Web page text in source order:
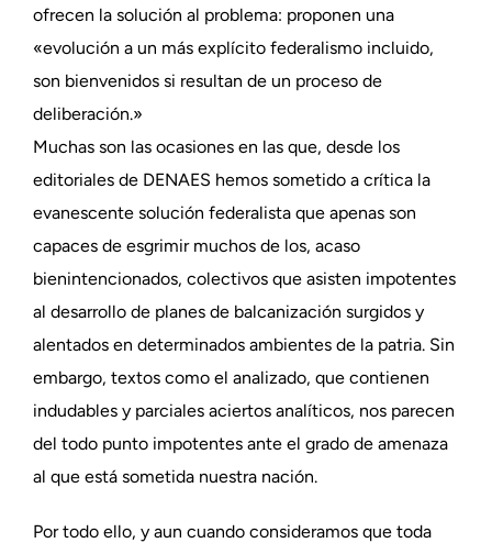
ofrecen la solución al problema: proponen una
«evolución a un más explícito federalismo incluido,
son bienvenidos si resultan de un proceso de
deliberación.»
Muchas son las ocasiones en las que, desde los
editoriales de DENAES hemos sometido a crítica la
evanescente solución federalista que apenas son
capaces de esgrimir muchos de los, acaso
bienintencionados, colectivos que asisten impotentes
al desarrollo de planes de balcanización surgidos y
alentados en determinados ambientes de la patria. Sin
embargo, textos como el analizado, que contienen
indudables y parciales aciertos analíticos, nos parecen
del todo punto impotentes ante el grado de amenaza
al que está sometida nuestra nación.
Por todo ello, y aun cuando consideramos que toda